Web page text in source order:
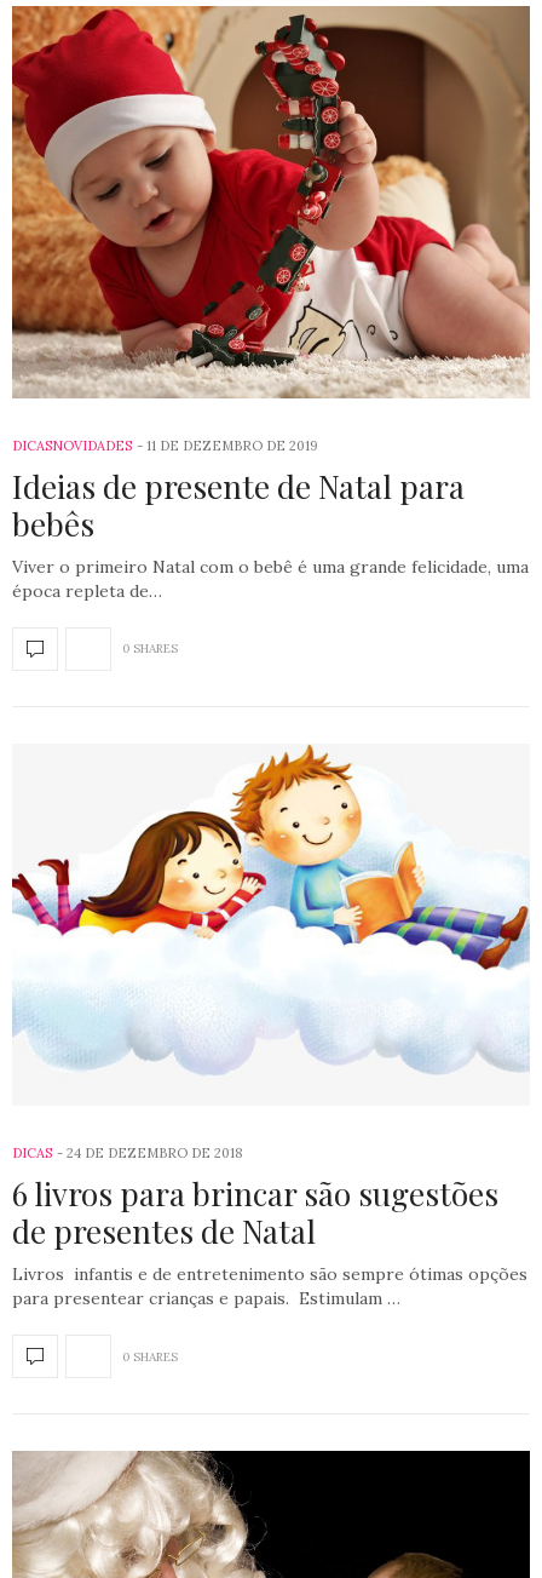
DICASNOVIDADES 11 DE DEZEMBRO DE 2019
Ideias de presente de Natal para
bebês
Viver o primeiro Natal com o bebê é uma grande felicidade, uma
época repleta de…
0 SHARES
DICAS 24 DE DEZEMBRO DE 2018
6 livros para brincar são sugestões
de presentes de Natal
Livros infantis e de entretenimento são sempre ótimas opções
para presentear crianças e papais. Estimulam …
0 SHARES